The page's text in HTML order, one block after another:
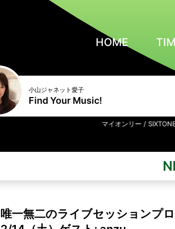
HOME
小山ジャネット愛子
Find Your Music!
マイオンリー / SIXTONES
唯一無二のライブセッションプ